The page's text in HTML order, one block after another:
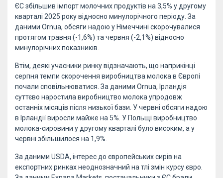
ЄС збільшив імпорт молочних продуктів на 3,5% у другому
кварталі 2025 року відносно минулорічного періоду. За
даними Ornua, обсяги надою у Німеччині скорочувалися
протягом травня (-1,6%) та червня (-2,1%) відносно
минулорічних показників.
Втім, деякі учасники ринку відзначають, що наприкінці
серпня темпи скорочення виробництва молока в Європі
почали сповільнюватися. За даними Ornua, Ірландія
суттєво наростила виробництво молока упродовж
останніх місяців після низької бази. У червні обсяги надою
в Ірландії виросли майже на 5%. У Польщі виробництво
молока-сировини у другому кварталі було високим, а у
червні збільшилося на 1,9%.
За даними USDA, інтерес до європейських сирів на
експортних ринках неоднозначний на тлі змін курсу євро.